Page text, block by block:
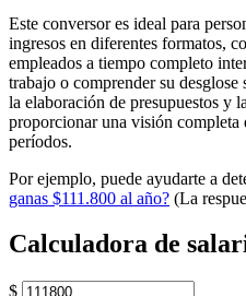
Este conversor es ideal para
ingresos en diferentes formatos,
empleados a tiempo completo
trabajo o comprender su
la elaboración de presupuestos y
proporcionar una visión completa
períodos.
Por ejemplo, puede ayudarte a
ganas $111.800 al año? (La
Calculadora de
$